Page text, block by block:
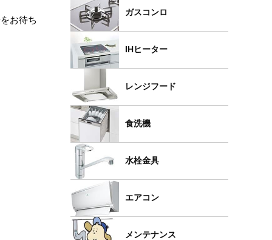
お待ち
ガスコンロ
IHヒーター
レンジフード
食洗機
水栓金具
エアコン
メンテナンス